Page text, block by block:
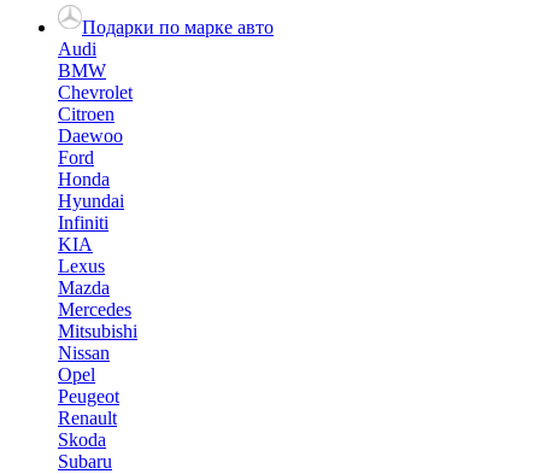
Подарки по марке авто
Audi
BMW
Chevrolet
Citroen
Daewoo
Ford
Honda
Hyundai
Infiniti
KIA
Lexus
Mazda
Mercedes
Mitsubishi
Nissan
Opel
Peugeot
Renault
Skoda
Subaru